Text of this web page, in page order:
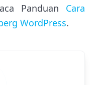
Panduan Cara
WordPress.